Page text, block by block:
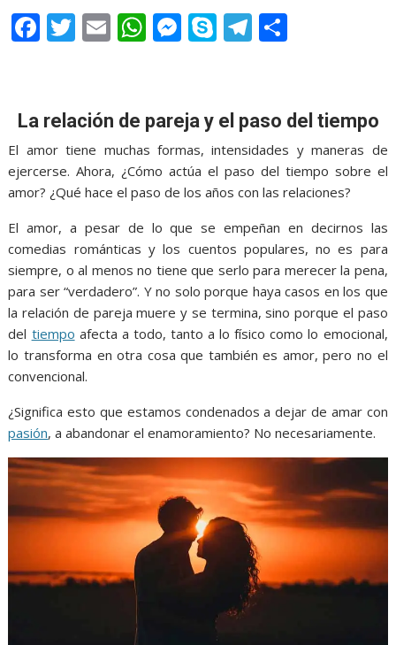
F
b
o
o
k
T
er
E
l
W
s
A
p
p
M
e
n
g
er
S
p
e
T
gr
a
m
e
La relación de pareja y el paso del tiempo
El amor tiene muchas formas, intensidades y maneras de
ejercerse. Ahora, ¿Cómo actúa el paso del tiempo sobre el
amor? ¿Qué hace el paso de los años con las relaciones?
El amor, a pesar de lo que se empeñan en decirnos las
comedias románticas y los cuentos populares, no es para
siempre, o al menos no tiene que serlo para merecer la pena,
para ser “verdadero”. Y no solo porque haya casos en los que
la relación de pareja muere y se termina, sino porque el paso
del tiempo afecta a todo, tanto a lo físico como lo emocional,
lo transforma en otra cosa que también es amor, pero no el
convencional.
¿Significa esto que estamos condenados a dejar de amar con
pasión, a abandonar el enamoramiento? No necesariamente.